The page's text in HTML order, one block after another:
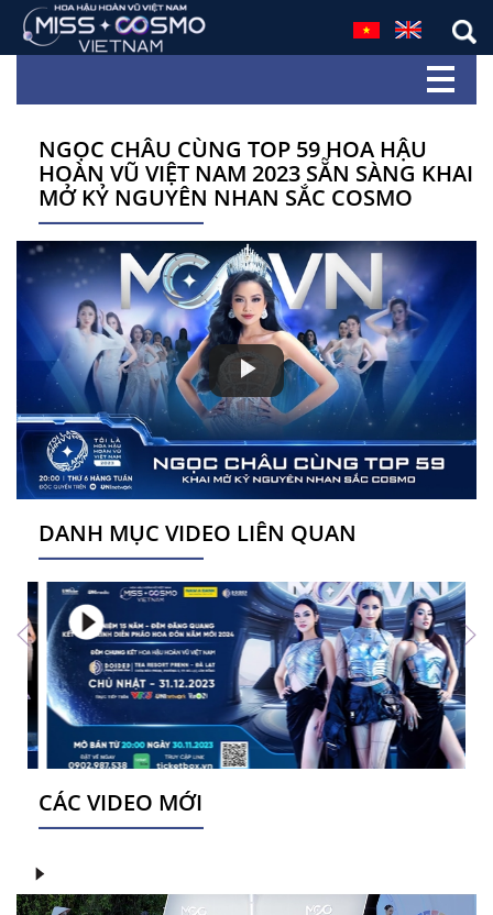
NGỌC CHÂU CÙNG TOP 59 HOA HẬU
HOÀN VŨ VIỆT NAM 2023 SẴN SÀNG KHAI
MỞ KỶ NGUYÊN NHAN SẮC COSMO
Play
Video
DANH MỤC VIDEO LIÊN QUAN
CÁC VIDEO MỚI